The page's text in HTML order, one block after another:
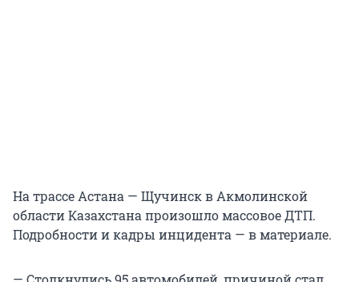
На трассе Астана — Щучинск в Акмолинской
области Казахстана произошло массовое ДТП.
Подробности и кадры инцидента — в материале.